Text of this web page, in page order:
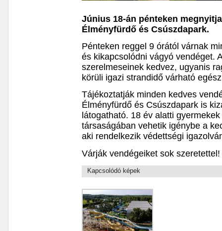
Június 18-án pénteken
Élményfürdő és Csúszdapark.
Pénteken reggel 9 órától várnak
és kikapcsolódni vágyó vendéget.
szerelmeseinek kedvez, ugyanis
körüli igazi strandidő várható
Tájékoztatják minden kedves
Élményfürdő és Csúszdapark is
látogatható. 18 év alatti
társaságában vehetik igénybe a
aki rendelkezik védettségi
Várják vendégeiket sok szeretettel!
Kapcsolódó képek